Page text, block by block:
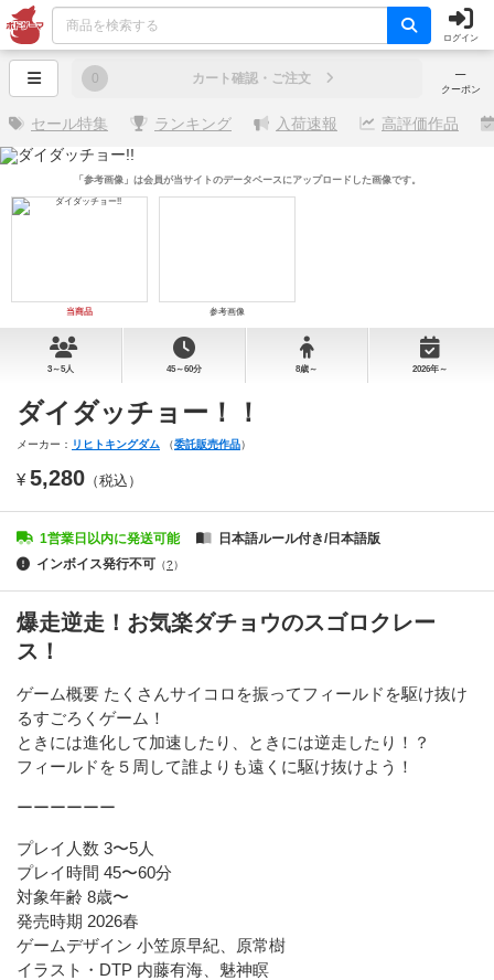
ログイン
─
クーポン
0 カート確認・ご注文
セール特集 ランキング 入荷速報 高評価作品
当商品 参考画像
「参考画像」は会員が当サイトのデータベースにアップロードした画像です。
3～5人 45～60分 8歳～ 2026年～
ダイダッチョー！！
メーカー： リヒトキングダム （委託販売作品）
¥ 5,280 （税込）
1営業日以内に発送可能
日本語ルール付き/日本語版
インボイス発行不可 （?）
爆走逆走！お気楽ダチョウのスゴロクレー
ス！
ゲーム概要 たくさんサイコロを振ってフィールドを駆け抜け
るすごろくゲーム！
ときには進化して加速したり、ときには逆走したり！？
フィールドを５周して誰よりも遠くに駆け抜けよう！
ーーーーーー
プレイ人数 3〜5人
プレイ時間 45〜60分
対象年齢 8歳〜
発売時期 2026春
ゲームデザイン 小笠原早紀、原常樹
イラスト・DTP 内藤有海、魅神瞑